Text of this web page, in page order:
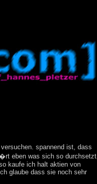
spannend ist, dass
eben was sich so durchsetzt,
kaufe ich halt aktien von
glaube dass sie noch sehr